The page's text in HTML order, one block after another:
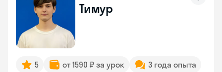
Тимур
5 от 1590 ₽ за урок
3 года опыта